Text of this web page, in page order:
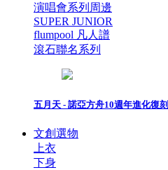
演唱會系列周邊
SUPER JUNIOR
flumpool 凡人譜
滾石聯名系列
五月天 - 諾亞方舟10週年進化復
文創選物
上衣
下身